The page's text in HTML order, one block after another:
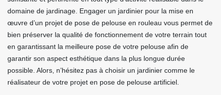
domaine de jardinage. Engager un jardinier pour la mise en
œuvre d’un projet de pose de pelouse en rouleau vous permet de
bien préserver la qualité de fonctionnement de votre terrain tout
en garantissant la meilleure pose de votre pelouse afin de
garantir son aspect esthétique dans la plus longue durée
possible. Alors, n’hésitez pas à choisir un jardinier comme le
réalisateur de votre projet en pose de pelouse artificiel.